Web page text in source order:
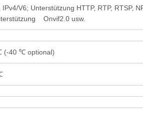
V6; Unterstützung HTTP, RTP, RTSP,
Onvif2.0 usw.
40 ℃ optional)